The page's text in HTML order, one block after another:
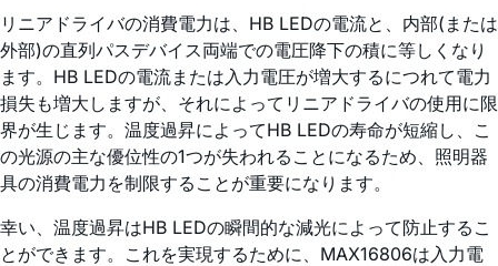
リニアドライバの消費電力は、HB LEDの電流と、内部(または
外部)の直列パスデバイス両端での電圧降下の積に等しくなり
ます。HB LEDの電流または入力電圧が増大するにつれて電力
損失も増大しますが、それによってリニアドライバの使用に限
界が生じます。温度過昇によってHB LEDの寿命が短縮し、こ
の光源の主な優位性の1つが失われることになるため、照明器
具の消費電力を制限することが重要になります。
幸い、温度過昇はHB LEDの瞬間的な減光によって防止するこ
とができます。これを実現するために、MAX16806は入力電